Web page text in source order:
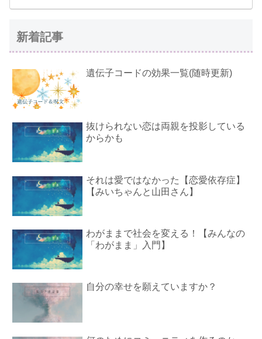
新着記事
遺伝子コードの効果一覧(随時更新)
抜けられない恋は両親を投影している
からかも
それは愛ではなかった【恋愛依存症】
【みいちゃんと山田さん】
わがままで社会を変える！【みんなの
「わがまま」入門】
自分の幸せを願えていますか？